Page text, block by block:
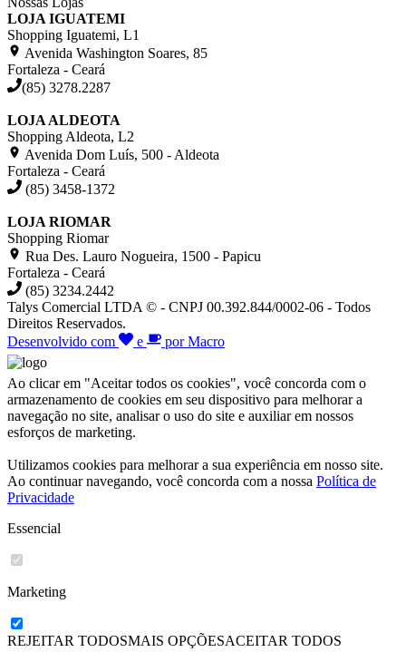
LOJA IGUATEMI
Shopping Iguatemi, L1
Avenida Washington Soares, 85
Fortaleza - Ceará
(85) 3278.2287
LOJA ALDEOTA
Shopping Aldeota, L2
Avenida Dom Luís, 500 - Aldeota
Fortaleza - Ceará
(85) 3458-1372
LOJA RIOMAR
Shopping Riomar
Rua Des. Lauro Nogueira, 1500 - Papicu
Fortaleza - Ceará
(85) 3234.2442
Talys Comercial LTDA © - CNPJ 00.392.844/0002-06 - Todos
Direitos Reservados.
Desenvolvido com
e por Macro
Ao clicar em "Aceitar todos os cookies", você concorda com o
armazenamento de cookies em seu dispositivo para melhorar a
navegação no site, analisar o uso do site e auxiliar em nossos
esforços de marketing.
Utilizamos cookies para melhorar a sua experiência em nosso site.
Ao continuar navegando, você concorda com a nossa Política de
Privacidade
Essencial
Marketing
REJEITAR TODOSMAIS OPÇÕESACEITAR TODOS